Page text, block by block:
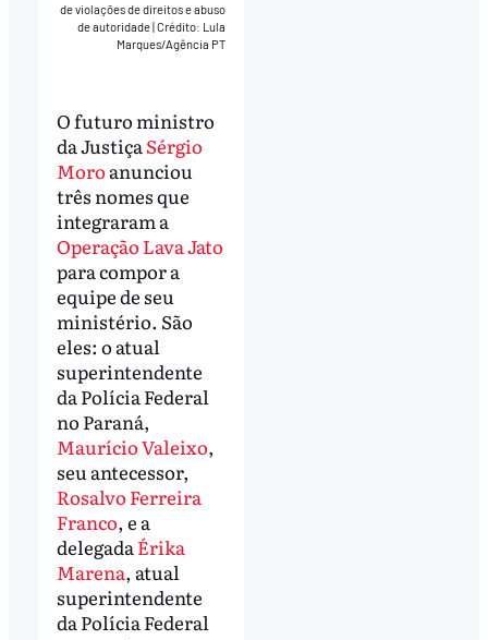
de violações de direitos e abuso
de autoridade|Crédito: Lula
Marques/Agência PT
O futuro ministro
da JustiçaSérgio
Moro anunciou
três nomes que
integraram a
Operação Lava Jato
para compor a
equipe de seu
ministério. São
eles: o atual
superintendente
da Polícia Federal
no Paraná,
Maurício Valeixo,
seu antecessor,
Rosalvo Ferreira
Franco, e a
delegadaÉrika
Marena, atual
superintendente
da Polícia Federal